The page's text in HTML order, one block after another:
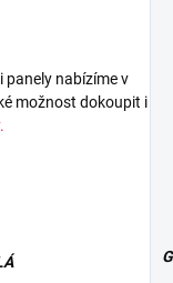
panely nabízíme v
možnost dokoupit i